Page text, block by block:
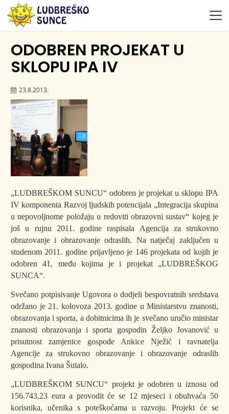
ODOBREN PROJEKAT U
SKLOPU IPA IV
23.8.2013.
„LUDBREŠKOM SUNCU“ odobren je projekat u sklopu IPA
IV komponenta Razvoj ljudskih potencijala „Integracija skupina
u nepovoljnome položaju u redoviti obrazovni sustav“ kojeg je
još u rujnu 2011. godine raspisala Agencija za strukovno
obrazovanje i obrazovanje odraslih. Na natječaj zaključen u
studenom 2011. godine prijavljeno je 146 projekata od kojih je
odobren 41, među kojima je i projekat „LUDBREŠKOG
SUNCA“.
Svečano potpisivanje Ugovora o dodjeli bespovratnih sredstava
održano je 21. kolovoza 2013. godine u Ministarstvu znanosti,
obrazovanja i sporta, a dobitnicima ih je svečano uručio ministar
znanosti obrazovanja i sporta gospodin Željko Jovanović u
prisutnost zamjenice gospođe Ankice Nježić i ravnatelja
Agencije za strukovno obrazovanje i obrazovanje odraslih
gospodina Ivana Šutalo.
„LUDBREŠKOM SUNCU“ projekt je odobren u iznosu od
156.743,23 eura a provodit će se 12 mjeseci i obuhvaća 50
korisnika, učenika s poteškoćama u razvoju. Projekt će se